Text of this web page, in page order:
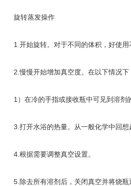
旋转蒸发操作
1.开始旋转。对于不同的体积，好使用
2.慢慢开始增加真空度。在以下情况下
1）在冷的手指或接收瓶中可见到溶剂的
3.打开水浴的热量。从一般化学中回想
4.根据需要调整真空设置。
5.除去所有溶剂后，关闭真空并将烧瓶